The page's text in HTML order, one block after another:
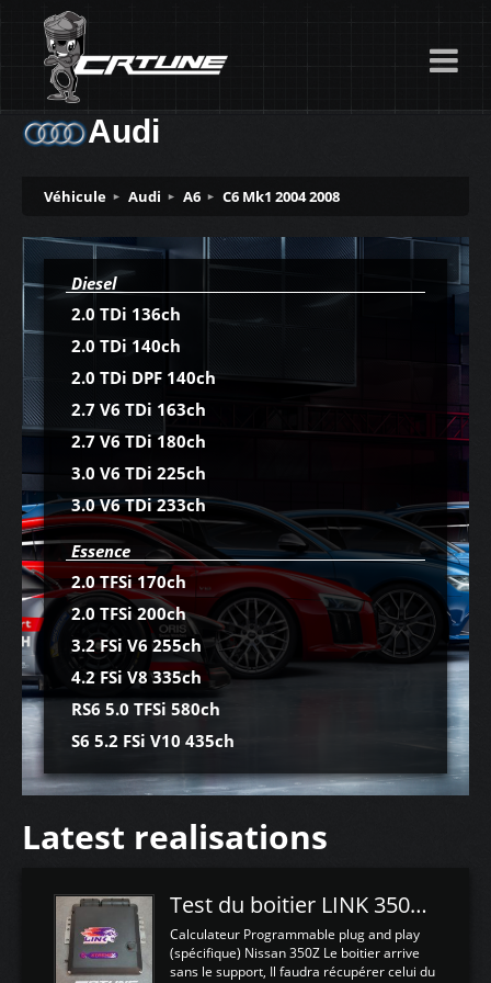
Audi
Véhicule Audi A6 C6 Mk1 2004 2008
Diesel
2.0 TDi 136ch
2.0 TDi 140ch
2.0 TDi DPF 140ch
2.7 V6 TDi 163ch
2.7 V6 TDi 180ch
3.0 V6 TDi 225ch
3.0 V6 TDi 233ch
Essence
2.0 TFSi 170ch
2.0 TFSi 200ch
3.2 FSi V6 255ch
4.2 FSi V8 335ch
RS6 5.0 TFSi 580ch
S6 5.2 FSi V10 435ch
Latest realisations
Test du boitier LINK 350Z Plugin ECU
Calculateur Programmable plug and play
(spécifique) Nissan 350Z Le boitier arrive
sans le support, Il faudra récupérer celui du